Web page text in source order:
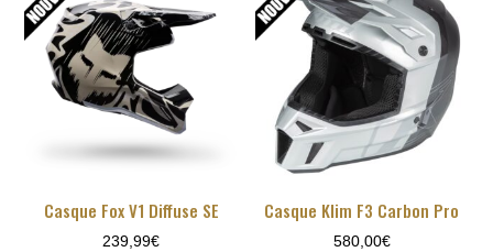
Casque Fox V1 Diffuse SE
239,99€
Casque Klim F3 Carbon Pro
580,00€